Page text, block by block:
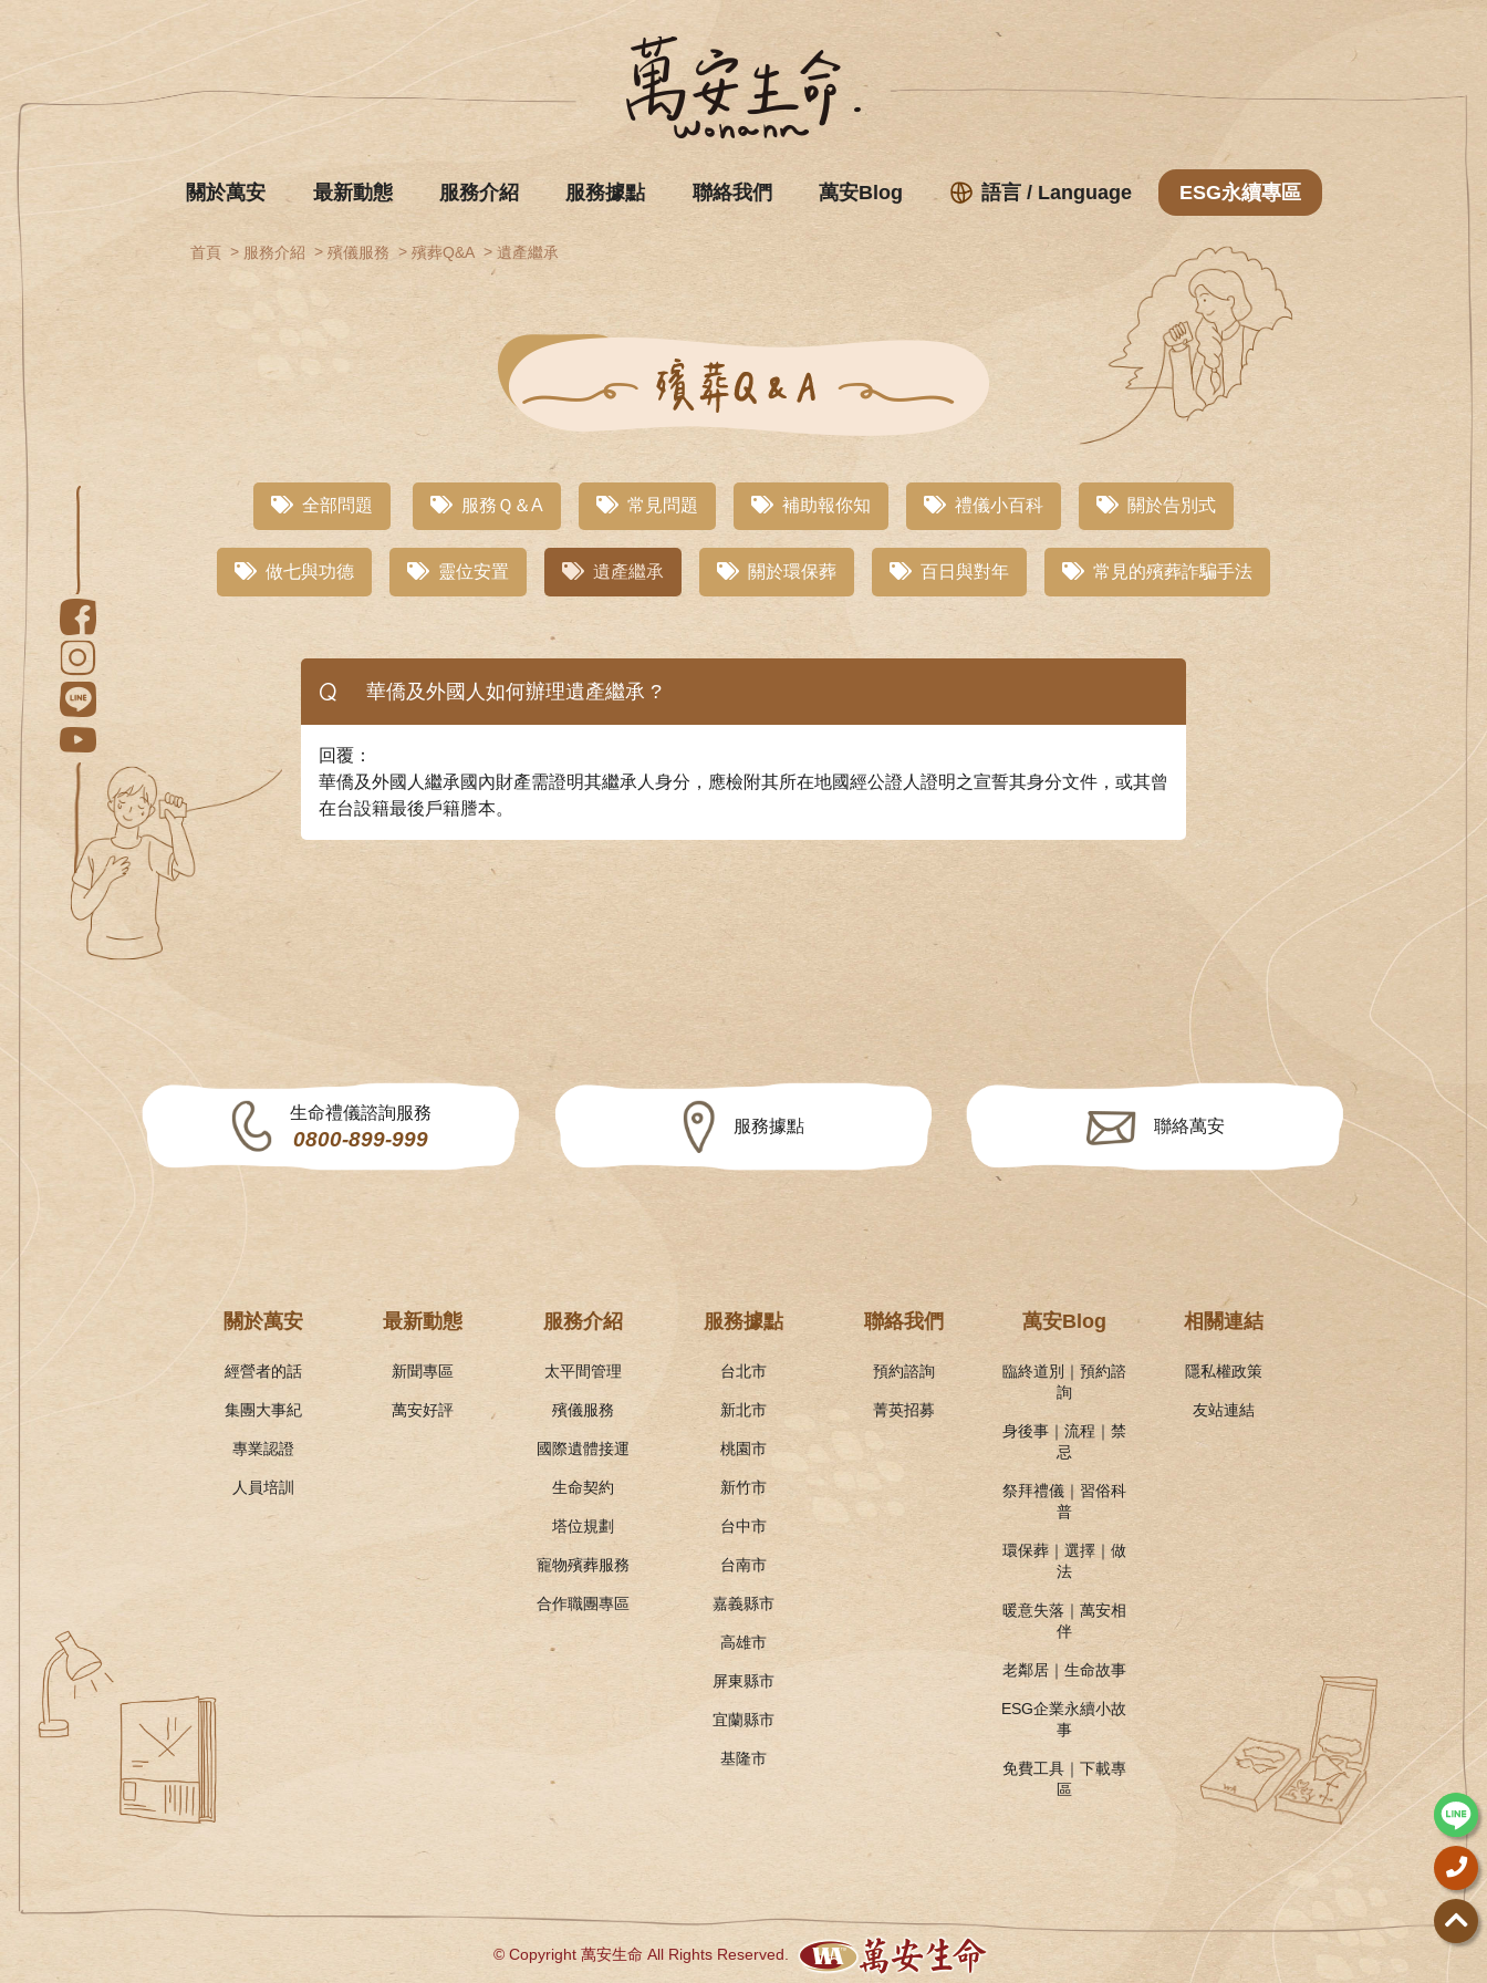
關於萬安 最新動態 服務介紹 服務據點 聯絡我們 萬安Blog 語言 / Language ESG永續專區
首頁 服務介紹 殯儀服務 殯葬Q&A 遺產繼承
全部問題 服務Ｑ＆A 常見問題 補助報你知 禮儀小百科 關於告別式
做七與功德 靈位安置 遺產繼承 關於環保葬 百日與對年 常見的殯葬詐騙手法
Q 華僑及外國人如何辦理遺產繼承 ?
回覆：
華僑及外國人繼承國內財產需證明其繼承人身分，應檢附其所在地國經公證人證明之宣誓其身分文件，或其曾
在台設籍最後戶籍謄本。
生命禮儀諮詢服務
0800-899-999
服務據點 聯絡萬安
關於萬安
經營者的話
集團大事紀
專業認證
人員培訓
最新動態
新聞專區
萬安好評
服務介紹
太平間管理
殯儀服務
國際遺體接運
生命契約
塔位規劃
寵物殯葬服務
合作職團專區
服務據點
台北市
新北市
桃園市
新竹市
台中市
台南市
嘉義縣市
高雄市
屏東縣市
宜蘭縣市
基隆市
聯絡我們
預約諮詢
菁英招募
萬安Blog
臨終道別｜預約諮
詢
身後事｜流程｜禁
忌
祭拜禮儀｜習俗科
普
環保葬｜選擇｜做
法
暖意失落｜萬安相
伴
老鄰居｜生命故事
ESG企業永續小故
事
免費工具｜下載專
區
相關連結
隱私權政策
友站連結
© Copyright 萬安生命 All Rights Reserved.